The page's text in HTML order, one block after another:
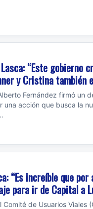
“Este
y Cristina también
Fernández firmó un
una acción que busca la
“Es increíble que
para ir de Capital a
Comité de Usuarios Viales